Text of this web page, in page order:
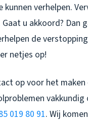
kunnen verhelpen.
u akkoord? Dan
de
netjes op!
op voor het maken
vakkundig
019 80 91. Wij